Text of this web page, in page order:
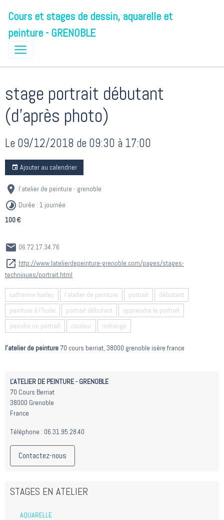
Cours et stages de dessin, aquarelle et
peinture - GRENOBLE
stage portrait débutant
(d'après photo)
Le 09/12/2018 de 09:30 à 17:00
Ajouter au calendrier
l'atelier de peinture - grenoble
Durée : 1 journée
100 €
06.72.17.34.76
http://www.latelierdepeinture-grenoble.com/pages/stages-
techniques/portrait.html
catherine harley l'atelier de peinture portrait
débutant
peinture à l'huile
portrait débutant
apprendre le portrait
peindre un portrait
couleur mélange
l'atelier de peinture 70 cours berriat, 38000 grenoble isère france
L'ATELIER DE PEINTURE - GRENOBLE
70 Cours Berriat
38000 Grenoble
France
Téléphone : 06.31.95.28.40
Contactez-nous
STAGES EN ATELIER
AQUARELLE